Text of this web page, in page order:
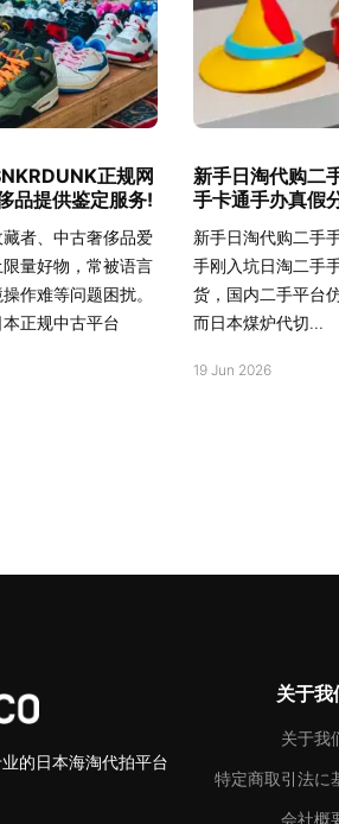
正规网
品提供鉴定服务!
者、中古奢侈品爱
量好物，常被语言
作难等问题困扰。
正规中古平台
新手日淘代购二
手卡通手办真假
新手日淘代购二手
手刚入坑日淘二手
货，国内二手平台
而日本煤炉代切...
19 Jun 2026
的日本海淘代拍平台
关于我
关于我
特定商取引法に
会社概